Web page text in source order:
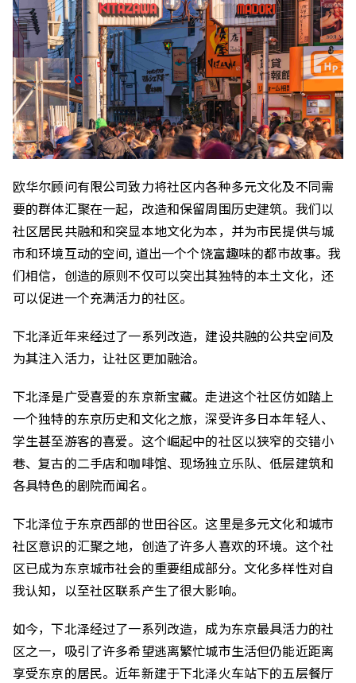
欧华尔顾问有限公司致力将社区内各种多元文化及不同需
要的群体汇聚在一起，改造和保留周围历史建筑。我们以
社区居民共融和和突显本地文化为本，并为市民提供与城
市和环境互动的空间, 道出一个个饶富趣味的都巿故事。我
们相信，创造的原则不仅可以突出其独特的本土文化，还
可以促进一个充满活力的社区。
下北泽近年来经过了一系列改造，建设共融的公共空间及
为其注入活力，让社区更加融洽。
下北泽是广受喜爱的东京新宝藏。走进这个社区仿如踏上
一个独特的东京历史和文化之旅，深受许多日本年轻人、
学生甚至游客的喜爱。这个崛起中的社区以狭窄的交错小
巷、复古的二手店和咖啡馆、现场独立乐队、低层建筑和
各具特色的剧院而闻名。
下北泽位于东京西部的世田谷区。这里是多元文化和城市
社区意识的汇聚之地，创造了许多人喜欢的环境。这个社
区已成为东京城市社会的重要组成部分。文化多样性对自
我认知，以至社区联系产生了很大影响。
如今，下北泽经过了一系列改造，成为东京最具活力的社
区之一，吸引了许多希望逃离繁忙城市生活但仍能近距离
享受东京的居民。近年新建于下北泽火车站下的五层餐厅